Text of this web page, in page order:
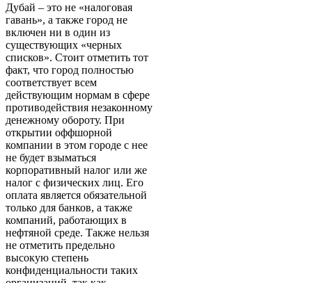
Дубай – это не «налоговая
гавань», а также город не
включен ни в один из
существующих «черных
списков». Стоит отметить тот
факт, что город полностью
соответствует всем
действующим нормам в сфере
противодействия незаконному
денежному обороту. При
открытии оффшорной
компании в этом городе с нее
не будет взыматься
корпоративный налог или же
налог с физических лиц. Его
оплата является обязательной
только для банков, а также
компаний, работающих в
нефтяной среде. Также нельзя
не отметить предельно
высокую степень
конфиденциальности таких